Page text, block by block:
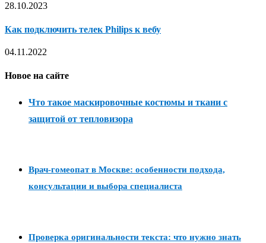
28.10.2023
Как подключить телек Philips к вебу
04.11.2022
Новое на сайте
Что такое маскировочные костюмы и ткани с
защитой от тепловизора
Врач-гомеопат в Москве: особенности подхода,
консультации и выбора специалиста
Проверка оригинальности текста: что нужно знать